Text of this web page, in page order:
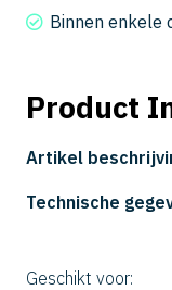
Binnen enkele
Product
Artikel
Technische
Geschikt voor: